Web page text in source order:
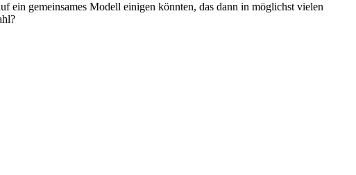
gemeinsames Modell einigen könnten, das dann in möglichst vielen